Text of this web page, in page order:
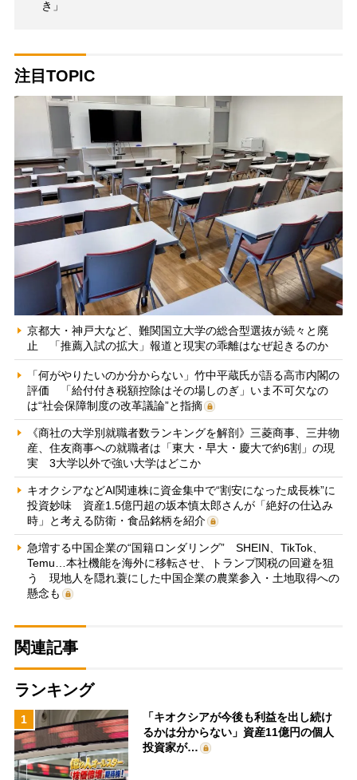
き」
注目TOPIC
京都大・神戸大など、難関国立大学の総合型選抜が続々と廃
止 「推薦入試の拡大」報道と現実の乖離はなぜ起きるのか
「何がやりたいのか分からない」竹中平蔵氏が語る高市内閣の
評価 「給付付き税額控除はその場しのぎ」いま不可欠なの
は“社会保障制度の改革議論”と指摘
《商社の大学別就職者数ランキングを解剖》三菱商事、三井物
産、住友商事への就職者は「東大・早大・慶大で約6割」の現
実 3大学以外で強い大学はどこか
キオクシアなどAI関連株に資金集中で“割安になった成長株”に
投資妙味 資産1.5億円超の坂本慎太郎さんが「絶好の仕込み
時」と考える防衛・食品銘柄を紹介
急増する中国企業の“国籍ロンダリング” SHEIN、TikTok、
Temu…本社機能を海外に移転させ、トランプ関税の回避を狙
う 現地人を隠れ蓑にした中国企業の農業参入・土地取得への
懸念も
関連記事
ランキング
1
「キオクシアが今後も利益を出し続け
るかは分からない」資産11億円の個人
投資家が…